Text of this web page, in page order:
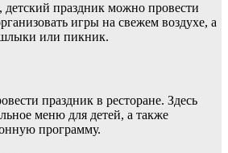
детский праздник можно провести
игры на свежем воздухе, а
или пикник.
праздник в ресторане. Здесь
меню для детей, а также
программу.